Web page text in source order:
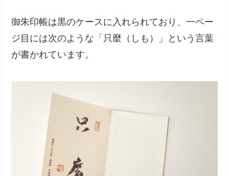
御朱印帳は黒のケースに入れられており、一ペー
ジ目には次のような「只麼（しも）」という言葉
が書かれています。